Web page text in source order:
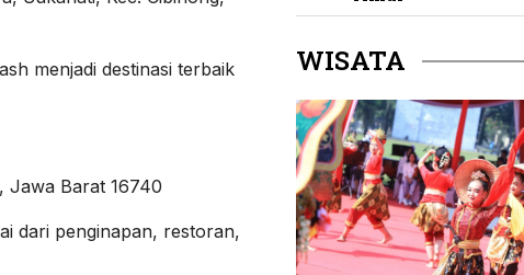
menjadi destinasi terbaik
Jawa Barat 16740
dari penginapan, restoran,
WISATA